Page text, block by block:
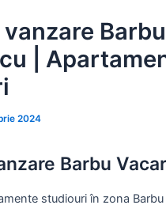
Barbu
|
2024
Barbu
studiouri în zona Barbu